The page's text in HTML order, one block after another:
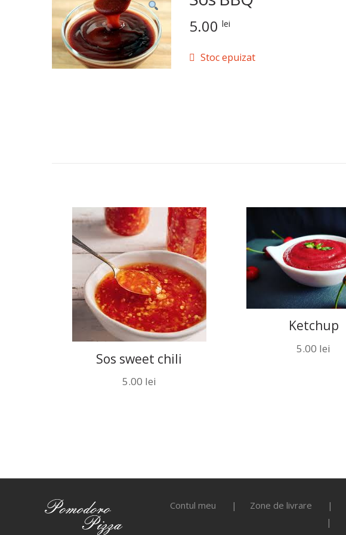
5.00lei
Stoc epuizat
Sos sweet chili
5.00 lei
Ketchup
5.00 lei
Contul meu Zone de livrare